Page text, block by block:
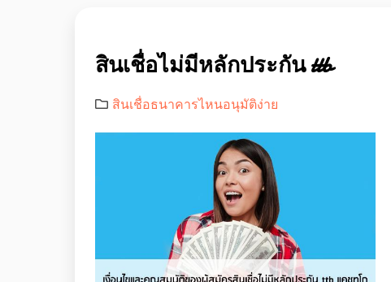
สินเชื่อไม่มีหลักประกัน ttb
สินเชื่อธนาคารไหนอนุมัติง่าย